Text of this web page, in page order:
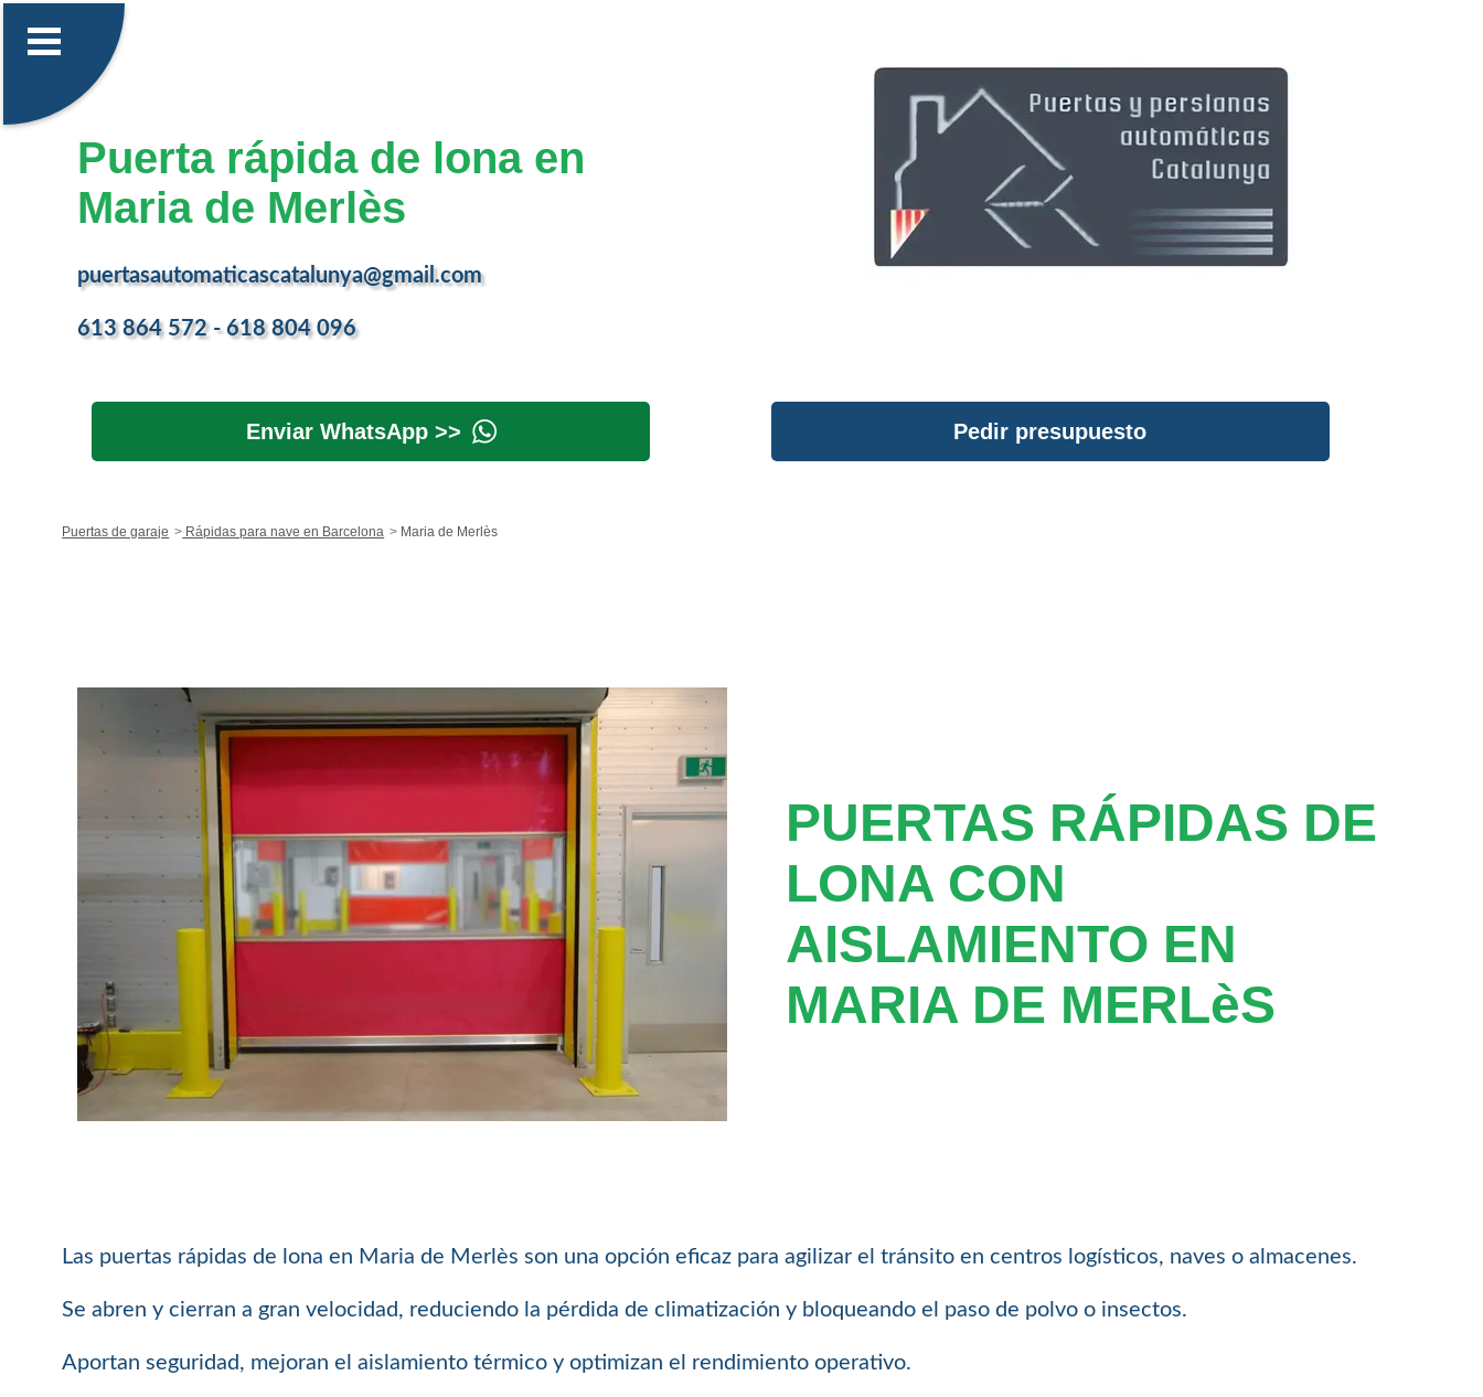
Puerta rápida de lona en
Maria de Merlès
puertasautomaticascatalunya@gmail.com
613 864 572 - 618 804 096
Enviar WhatsApp >> Pedir presupuesto
Puertas de garaje Rápidas para nave en Barcelona Maria de Merlès
PUERTAS RÁPIDAS DE
LONA CON
AISLAMIENTO EN
MARIA DE MERLèS
Las puertas rápidas de lona en Maria de Merlès son una opción eficaz para agilizar el tránsito en centros logísticos, naves o almacenes.
Se abren y cierran a gran velocidad, reduciendo la pérdida de climatización y bloqueando el paso de polvo o insectos.
Aportan seguridad, mejoran el aislamiento térmico y optimizan el rendimiento operativo.